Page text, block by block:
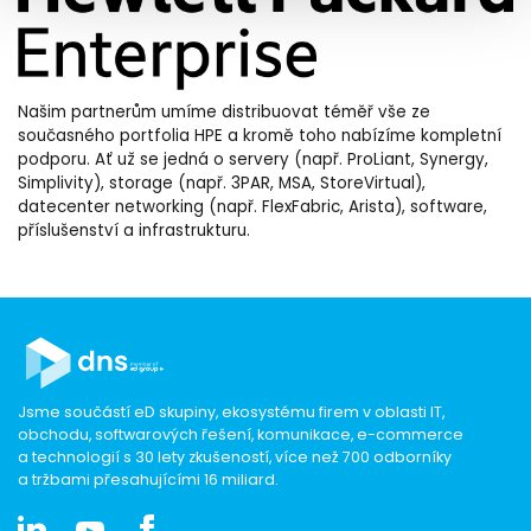
Našim partnerům umíme distribuovat téměř vše ze
současného portfolia HPE a kromě toho nabízíme kompletní
podporu. Ať už se jedná o servery (např. ProLiant, Synergy,
Simplivity), storage (např. 3PAR, MSA, StoreVirtual),
datecenter networking (např. FlexFabric, Arista), software,
příslušenství a infrastrukturu.
Jsme součástí eD skupiny, ekosystému firem v oblasti IT,
obchodu, softwarových řešení, komunikace, e-commerce
a technologií s 30 lety zkušeností, více než 700 odborníky
a tržbami přesahujícími 16 miliard.